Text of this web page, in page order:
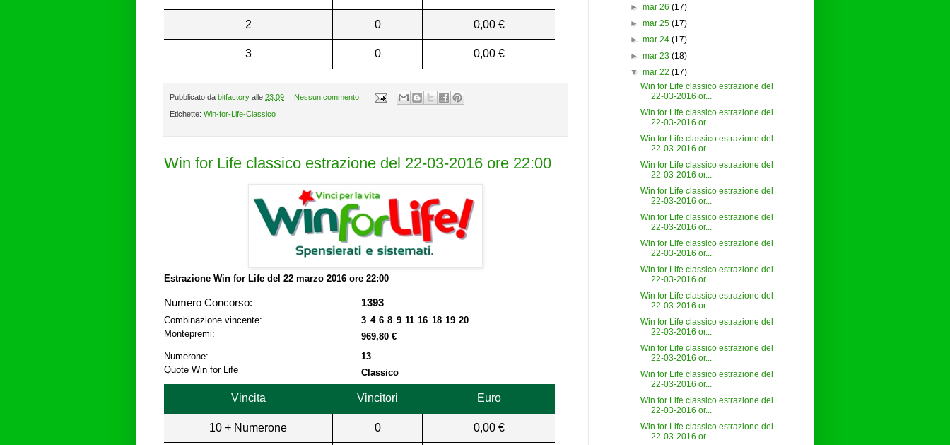
2 0 0,00 €
3 0 0,00 €
Pubblicato da bitfactory alle 23:09 Nessun commento:
Etichette: Win-for-Life-Classico
Win for Life classico estrazione del 22-03-2016 ore 22:00
Estrazione Win for Life del 22 marzo 2016 ore 22:00
Numero Concorso: 1393
Combinazione vincente:
3 4 6 8 9 11 16 18 19 20
Montepremi:
969,80 €
Numerone:
13
Quote Win for Life
Classico
Vincita Vincitori Euro
10 + Numerone 0 0,00 €
► mar 26 (17)
► mar 25 (17)
► mar 24 (17)
► mar 23 (18)
▼ mar 22 (17)
Win for Life classico estrazione del
22-03-2016 or...
Win for Life classico estrazione del
22-03-2016 or...
Win for Life classico estrazione del
22-03-2016 or...
Win for Life classico estrazione del
22-03-2016 or...
Win for Life classico estrazione del
22-03-2016 or...
Win for Life classico estrazione del
22-03-2016 or...
Win for Life classico estrazione del
22-03-2016 or...
Win for Life classico estrazione del
22-03-2016 or...
Win for Life classico estrazione del
22-03-2016 or...
Win for Life classico estrazione del
22-03-2016 or...
Win for Life classico estrazione del
22-03-2016 or...
Win for Life classico estrazione del
22-03-2016 or...
Win for Life classico estrazione del
22-03-2016 or...
Win for Life classico estrazione del
22-03-2016 or...